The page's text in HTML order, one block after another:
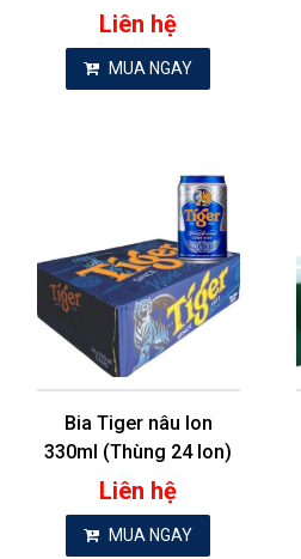
Liên hệ
MUA NGAY
Bia Tiger nâu lon
330ml (Thùng 24 lon)
Liên hệ
MUA NGAY